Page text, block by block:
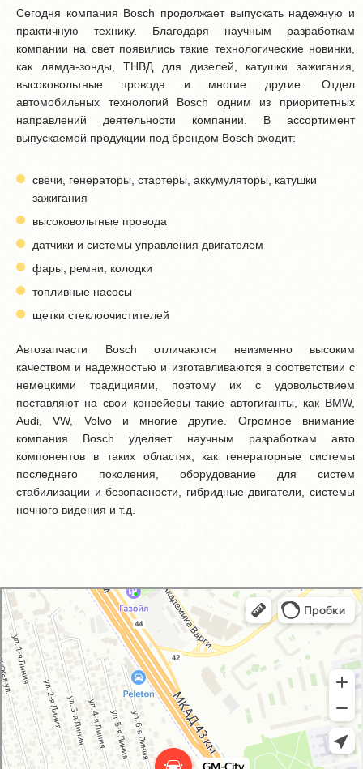
Сегодня компания Bosch продолжает выпускать надежную и
практичную технику. Благодаря научным разработкам
компании на свет появились такие технологические новинки,
как лямда-зонды, ТНВД для дизелей, катушки зажигания,
высоковольтные провода и многие другие. Отдел
автомобильных технологий Bosch одним из приоритетных
направлений деятельности компании. В ассортимент
выпускаемой продукции под брендом Bosch входит:
свечи, генераторы, стартеры, аккумуляторы, катушки
зажигания
высоковольтные провода
датчики и системы управления двигателем
фары, ремни, колодки
топливные насосы
щетки стеклоочистителей
Автозапчасти Bosch отличаются неизменно высоким
качеством и надежностью и изготавливаются в соответствии с
немецкими традициями, поэтому их с удовольствием
поставляют на свои конвейеры такие автогиганты, как BMW,
Audi, VW, Volvo и многие другие. Огромное внимание
компания Bosch уделяет научным разработкам авто
компонентов в таких областях, как генераторные системы
последнего поколения, оборудование для систем
стабилизации и безопасности, гибридные двигатели, системы
ночного видения и т.д.
GM-City&VAG-Repair
Автосервис, автотехцентр в Москве
Магазин автозапчастей и автотоваров в Москве